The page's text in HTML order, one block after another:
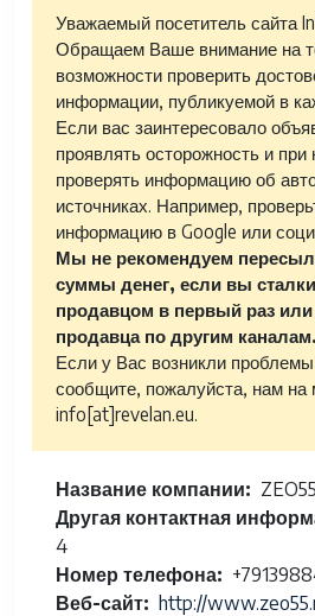
Уважаемый посетитель сайта
Обращаем Ваше внимание на
возможности проверить
информации, публикуемой в
Если вас заинтересовало
проявлять осторожность и
проверять информацию об
источниках. Например,
информацию в Google или
Мы не рекомендуем
суммы денег, если вы
продавцом в первый раз
продавца по другим каналам.
Если у Вас возникли
сообщите, пожалуйста, нам на
info[at]revelan.eu.
Название компании
ZEO55
Другая контактная
4
Номер телефона
Веб-сайт
http://